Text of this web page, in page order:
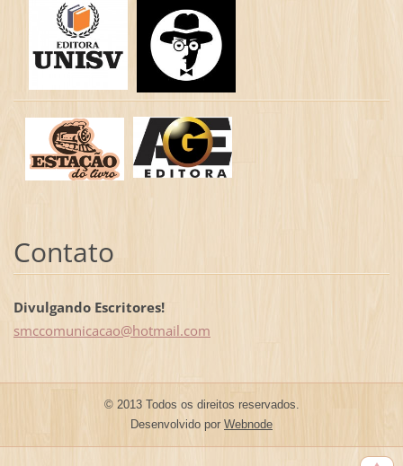
Contato
Divulgando Escritores!
smccomunicacao@hotmail.com
© 2013 Todos os direitos reservados.
Desenvolvido por Webnode